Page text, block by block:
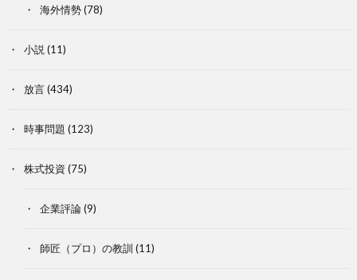
海外情勢(78)
小説 (11)
放言(434)
時事問題 (123)
株式投資 (75)
企業評論(9)
師匠（プロ）の教訓 (11)